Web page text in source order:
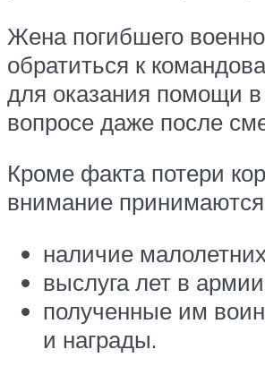
Жена погибшего
обратиться к
для оказания помощи
вопросе даже после
Кроме факта потери
внимание
наличие
выслуга лет в армии
полученные им
и награды.